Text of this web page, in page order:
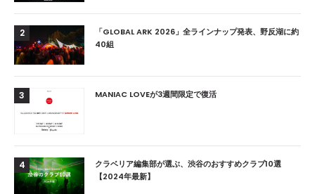
2
「GLOBAL ARK 2026」全ラインナップ発表、野反湖に約
40組
3 MANIAC LOVEが3週間限定で復活
4
クラベリア編集部が選ぶ、渋谷のおすすめクラブ10選
【2024年最新】